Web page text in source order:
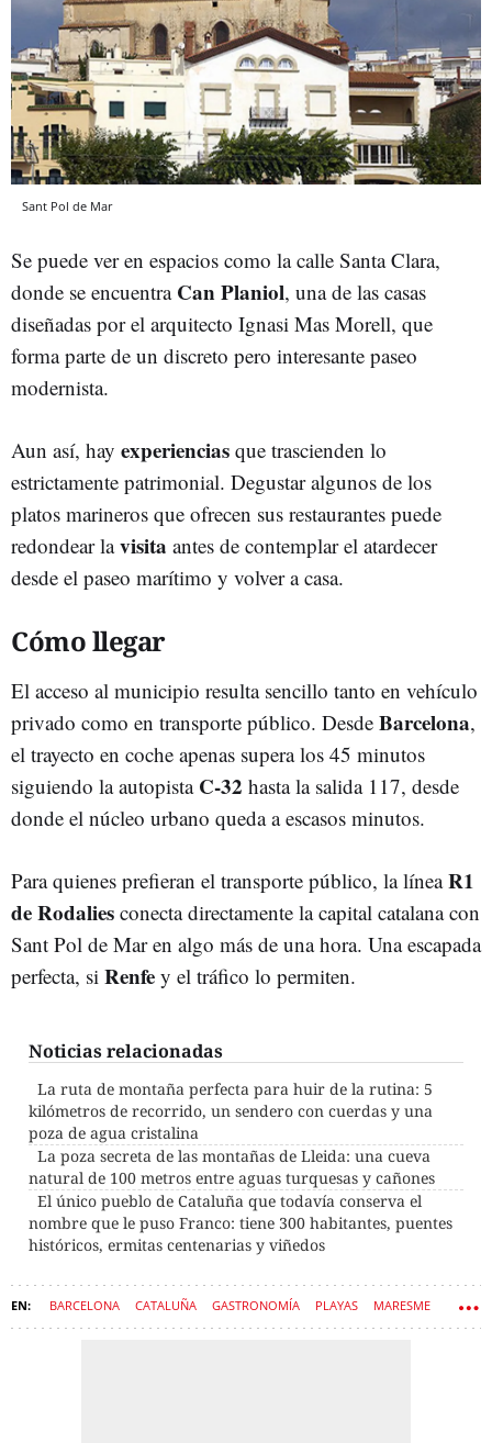
Sant Pol de Mar
Se puede ver en espacios como la calle Santa Clara,
donde se encuentra Can Planiol, una de las casas
diseñadas por el arquitecto Ignasi Mas Morell, que
forma parte de un discreto pero interesante paseo
modernista.
Aun así, hay experiencias que trascienden lo
estrictamente patrimonial. Degustar algunos de los
platos marineros que ofrecen sus restaurantes puede
redondear lavisita antes de contemplar el atardecer
desde el paseo marítimo y volver a casa.
Cómo llegar
El acceso al municipio resulta sencillo tanto en vehículo
privado como en transporte público. Desde Barcelona,
el trayecto en coche apenas supera los 45 minutos
siguiendo la autopista C-32 hasta la salida 117, desde
donde el núcleo urbano queda a escasos minutos.
Para quienes prefieran el transporte público, la líneaR1
de Rodalies conecta directamente la capital catalana con
Sant Pol de Mar en algo más de una hora. Una escapada
perfecta, si Renfe y el tráfico lo permiten.
Noticias relacionadas
La ruta de montaña perfecta para huir de la rutina: 5
kilómetros de recorrido, un sendero con cuerdas y una
poza de agua cristalina
La poza secreta de las montañas de Lleida: una cueva
natural de 100 metros entre aguas turquesas y cañones
El único pueblo de Cataluña que todavía conserva el
nombre que le puso Franco: tiene 300 habitantes, puentes
históricos, ermitas centenarias y viñedos
BARCELONA CATALUÑA GASTRONOMÍA PLAYAS MARESME